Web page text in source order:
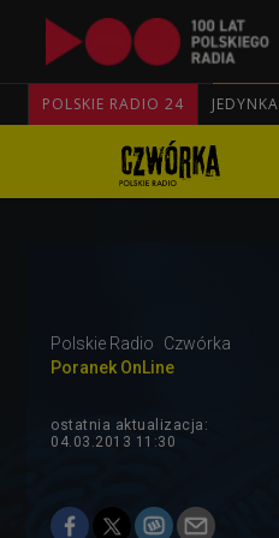
POLSKIE RADIO 24 JEDYNKA
Polskie Radio
Czwórka
Poranek OnLine
ostatnia aktualizacja:
04.03.2013 11:30